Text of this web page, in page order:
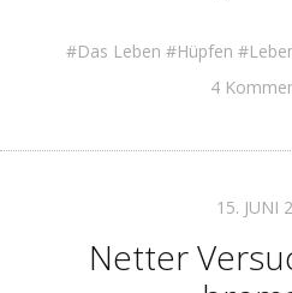
Das Leben Hüpfen
4
15. JUNI
Netter